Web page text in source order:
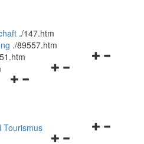
./147.htm
./89557.htm
Navigationsmenü
Navigationsmenü
Navigationsmenü
Tourismus